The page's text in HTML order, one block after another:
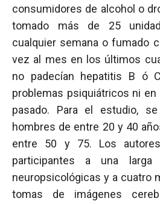
consumidores de alcohol o
tomado más de 25
cualquier semana o fumado
vez al mes en los últimos
no padecían hepatitis B ó
problemas psiquiátricos ni en
pasado. Para el estudio,
hombres de entre 20 y 40
entre 50 y 75. Los
participantes a una
neuropsicológicas y a cuatro
tomas de imágenes